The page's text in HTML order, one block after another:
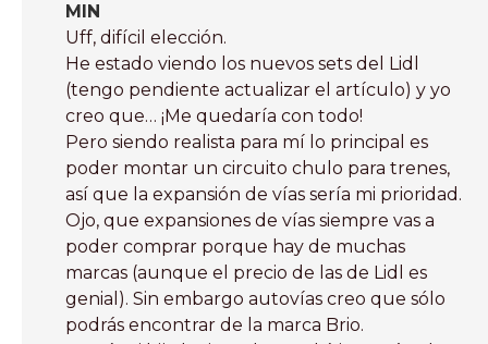
MIN
Uff, difícil elección.
He estado viendo los nuevos sets del Lidl
(tengo pendiente actualizar el artículo) y yo
creo que… ¡Me quedaría con todo!
Pero siendo realista para mí lo principal es
poder montar un circuito chulo para trenes,
así que la expansión de vías sería mi prioridad.
Ojo, que expansiones de vías siempre vas a
poder comprar porque hay de muchas
marcas (aunque el precio de las de Lidl es
genial). Sin embargo autovías creo que sólo
podrás encontrar de la marca Brio.